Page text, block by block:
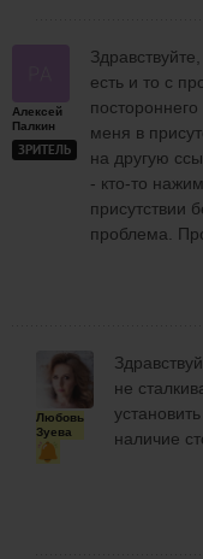
Алексей
Палкин
ЗРИТЕЛЬ
есть и то с
меня в
на другую
- кто-то
присутствии
проблема.
Любовь
Зуева
не
наличие